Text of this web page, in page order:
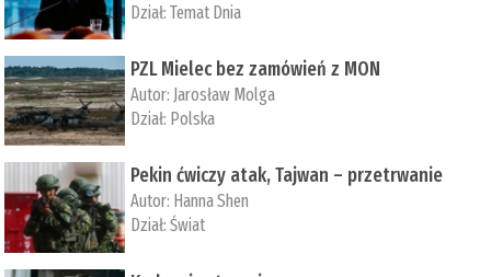
Dział:Temat Dnia
PZL Mielec bez zamówień z MON
Autor: Jarosław Molga
Dział: Polska
Pekin ćwiczy atak, Tajwan – przetrwanie
Autor: ­Hanna Shen
Dział:Świat